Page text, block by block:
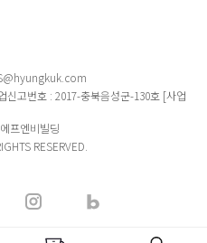
고번호 : 2017-충북음성군-130호 [사업
프엔비빌딩
RESERVED.